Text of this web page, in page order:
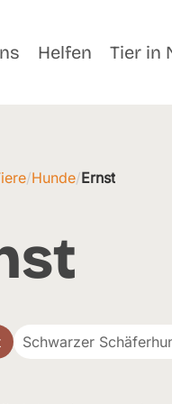
Helfen Tier in
/Hunde/Ernst
Schwarzer